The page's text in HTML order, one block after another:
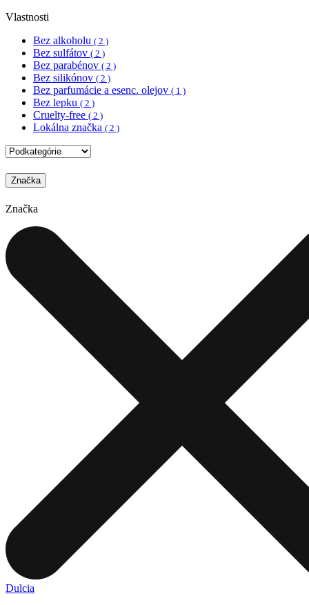
Vlastnosti
Bez alkoholu ( 2 )
Bez sulfátov ( 2 )
Bez parabénov ( 2 )
Bez silikónov ( 2 )
Bez parfumácie a esenc. olejov ( 1 )
Bez lepku ( 2 )
Cruelty-free ( 2 )
Lokálna značka ( 2 )
Značka
Značka
Dulcia